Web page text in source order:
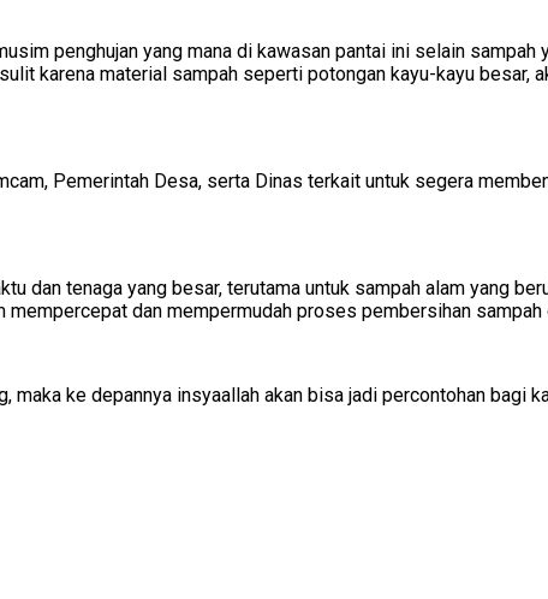
penghujan yang mana di kawasan pantai ini selain
karena material sampah seperti potongan kayu-kayu besar,
Pemerintah Desa, serta Dinas terkait untuk segera
dan tenaga yang besar, terutama untuk sampah alam yang
dan mempermudah proses pembersihan sampah
ke depannya insyaallah akan bisa jadi percontohan bagi